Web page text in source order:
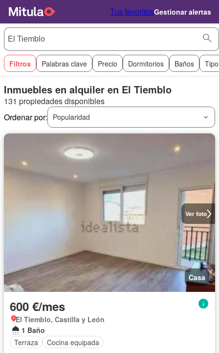
Tus favoritosGestionar alertas
Filtros Palabras clave Precio Dormitorios Baños
Inmuebles en alquiler en El Tiemblo
131 propiedades disponibles
Ordenar por:
Popularidad
Ver foto
Casa
600 €/mes
El Tiemblo, Castilla y León
1 Baño
Terraza
Cocina equipada